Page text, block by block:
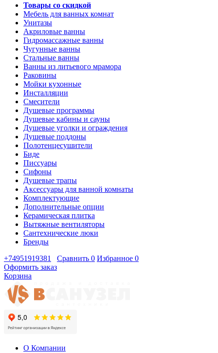
Товары со скидкой
Мебель для ванных комнат
Унитазы
Акриловые ванны
Гидромассажные ванны
Чугунные ванны
Стальные ванны
Ванны из литьевого мрамора
Раковины
Мойки кухонные
Инсталляции
Смесители
Душевые программы
Душевые кабины и сауны
Душевые уголки и ограждения
Душевые поддоны
Полотенцесушители
Биде
Писсуары
Сифоны
Душевые трапы
Аксессуары для ванной комнаты
Комплектующие
Дополнительные опции
Керамическая плитка
Вытяжные вентиляторы
Сантехнические люки
Бренды
+74951919381
Сравнить 0 Избранное 0
Оформить заказ
Корзина
О Компании